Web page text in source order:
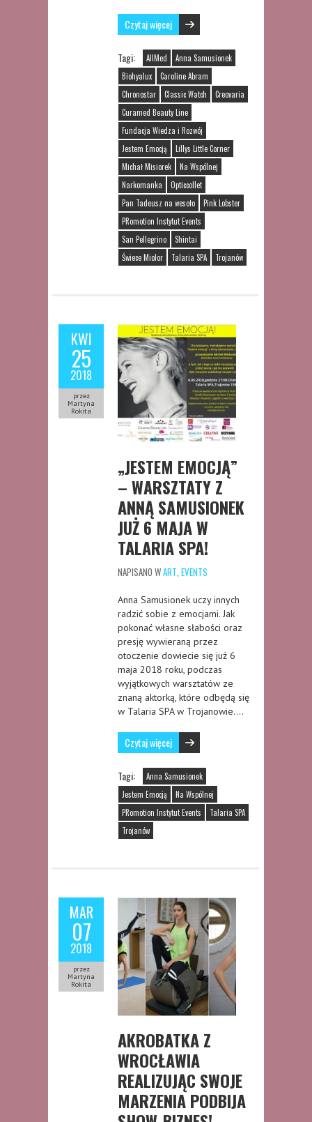
Czytaj więcej
Tagi: AllMed
Anna Samusionek
Biohyalux
Caroline Abram
Chronostar
Classic Watch
Creovaria
Curamed Beauty Line
Fundacja Wiedza i Rozwój
Jestem Emocją
Lillys Little Corner
Michał Misiorek
Na Wspólnej
Narkomanka
Opticcollet
Pan Tadeusz na wesoło
Pink Lobster
PRomotion Instytut Events
San Pellegrino
Shintai
Świece Miolor
Talaria SPA Trojanów
KWI
25
2018
przez
Martyna
Rokita
„JESTEM EMOCJĄ”
– WARSZTATY Z
ANNĄ SAMUSIONEK
JUŻ 6 MAJA W
TALARIA SPA!
NAPISANO WART EVENTS
Anna Samusionek uczy innych
radzić sobie z emocjami. Jak
pokonać własne słabości oraz
presję wywieraną przez
otoczenie dowiecie się już 6
maja 2018 roku, podczas
wyjątkowych warsztatów ze
znaną aktorką, które odbędą się
w Talaria SPA w Trojanowie….
Czytaj więcej
Tagi:
Anna Samusionek
Jestem Emocją
Na Wspólnej
PRomotion Instytut Events
Talaria SPA
Trojanów
MAR
07
2018
przez
Martyna
Rokita
AKROBATKA Z
WROCŁAWIA
REALIZUJĄC SWOJE
MARZENIA PODBIJA